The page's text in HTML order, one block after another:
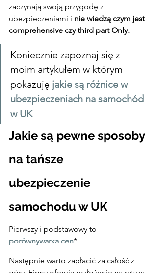
zaczynają swoją przygodę z
ubezpieczeniami i nie wiedzą czym jest
comprehensive czy third part Only.
Koniecznie zapoznaj się z
moim artykułem w którym
pokazuję jakie są różnice w
ubezpieczeniach na samochód
w UK
Jakie są pewne sposoby
na tańsze
ubezpieczenie
samochodu w UK
Pierwszy i podstawowy to
porównywarka cen*.
Następnie warto zapłacić za całość z